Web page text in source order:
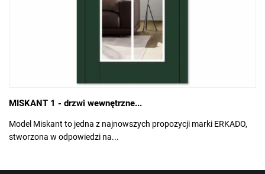
MISKANT 1 - drzwi wewnętrzne...
Model Miskant to jedna z najnowszych propozycji marki ERKADO,
stworzona w odpowiedzi na...